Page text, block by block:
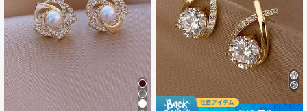
4.92 6.8K フォロワー
4.92 6.8K フォロワー